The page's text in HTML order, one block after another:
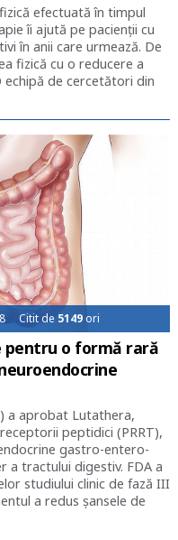
efectuată în timpul
îi ajută pe pacienții cu
în anii care urmează. De
fizică cu o reducere a
echipă de cercetători din
Citit de 5149ori
pentru o formă rară
a aprobat Lutathera,
peptidici (PRRT),
gastro-entero-
a tractului digestiv. FDA a
studiului clinic de fază III
a redus șansele de